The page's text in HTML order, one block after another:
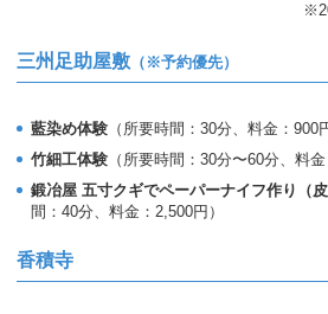
三州足助屋敷 （※予約優先）
藍染め体験 （所要時間：30分、料金：900
竹細工体験 （所要時間：30分〜60分、料金
鍛冶屋 五寸クギでペーパーナイフ作り（
間：40分、料金：2,500円）
香積寺